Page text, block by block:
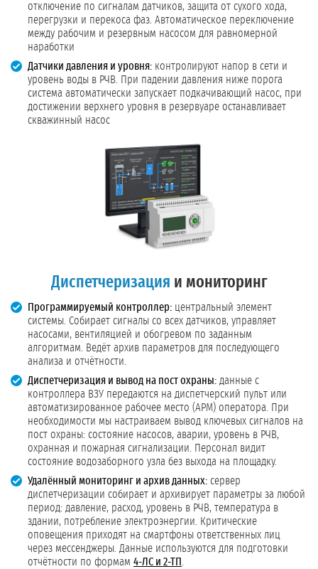
отключение по сигналам датчиков, защита от сухого хода,
перегрузки и перекоса фаз. Автоматическое переключение
между рабочим и резервным насосом для равномерной
наработки
Датчики давления и уровня: контролируют напор в сети и
уровень воды в РЧВ. При падении давления ниже порога
система автоматически запускает подкачивающий насос, при
достижении верхнего уровня в резервуаре останавливает
скважинный насос
Диспетчеризация и мониторинг
Программируемый контроллер: центральный элемент
системы. Собирает сигналы со всех датчиков, управляет
насосами, вентиляцией и обогревом по заданным
алгоритмам. Ведёт архив параметров для последующего
анализа и отчётности.
Диспетчеризация и вывод на пост охраны: данные с
контроллера ВЗУ передаются на диспетчерский пульт или
автоматизированное рабочее место (АРМ) оператора. При
необходимости мы настраиваем вывод ключевых сигналов на
пост охраны: состояние насосов, аварии, уровень в РЧВ,
охранная и пожарная сигнализации. Персонал видит
состояние водозаборного узла без выхода на площадку.
Удалённый мониторинг и архив данных: сервер
диспетчеризации собирает и архивирует параметры за любой
период: давление, расход, уровень в РЧВ, температура в
здании, потребление электроэнергии. Критические
оповещения приходят на смартфоны ответственных лиц
через мессенджеры. Данные используются для подготовки
отчётности по формам 4-ЛС и 2-ТП